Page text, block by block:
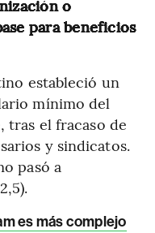
o
para beneficios
estableció un
mínimo del
tras el fracaso de
y sindicatos.
pasó a
es más complejo